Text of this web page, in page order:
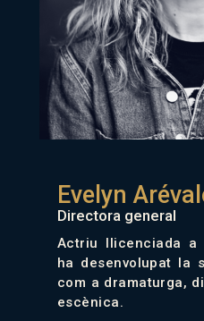
Evelyn
Directora general
Actriu llicenciada a
ha desenvolupat la
com a dramaturga,
escènica.